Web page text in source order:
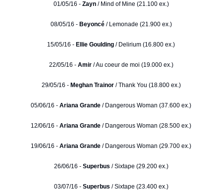
01/05/16 - Zayn / Mind of Mine (21.100 ex.)
08/05/16 - Beyoncé / Lemonade (21.900 ex.)
15/05/16 - Ellie Goulding / Delirium (16.800 ex.)
22/05/16 - Amir / Au coeur de moi (19.000 ex.)
29/05/16 - Meghan Trainor/ Thank You (18.800 ex.)
05/06/16 - Ariana Grande / Dangerous Woman (37.600 ex.)
12/06/16 - Ariana Grande / Dangerous Woman (28.500 ex.)
19/06/16 - Ariana Grande / Dangerous Woman (29.700 ex.)
26/06/16 - Superbus / Sixtape (29.200 ex.)
03/07/16 - Superbus / Sixtape (23.400 ex.)